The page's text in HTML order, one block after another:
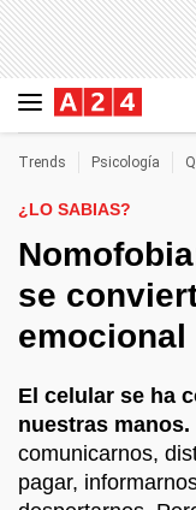
Trends Psicología
¿LO SABIAS?
se
emocional
El celular se ha
nuestras manos.
comunicarnos,
pagar,